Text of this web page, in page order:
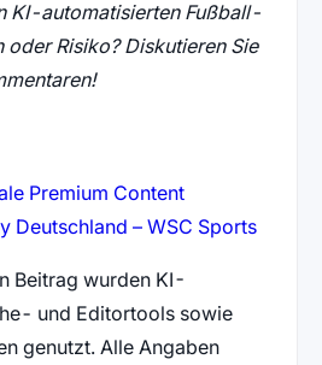
KI-automatisierten Fußball-
oder Risiko? Diskutieren Sie
Premium Content
Deutschland – WSC Sports(öffnet
Beitrag wurden KI-
und Editortools sowie
genutzt. Alle Angaben